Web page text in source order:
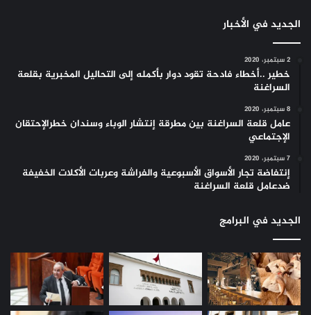
الجديد في الأخبار
2 سبتمبر، 2020
خطير ..أخطاء فادحة تقود دوار بأكمله إلى التحاليل المخبرية بقلعة
السراغنة
8 سبتمبر، 2020
عامل قلعة السراغنة بين مطرقة إنتشار الوباء وسندان خطرالإحتقان
الإجتماعي
7 سبتمبر، 2020
إنتفاضة تجار الأسواق الأسبوعية والفراشة وعربات الأكلات الخفيفة
ضدعامل قلعة السراغنة
الجديد في البرامج